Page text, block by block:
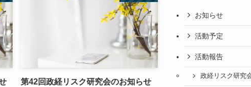
第42回政経リスク研究会のお知らせ
お知らせ
活動予定
活動報告
政経リスク研究